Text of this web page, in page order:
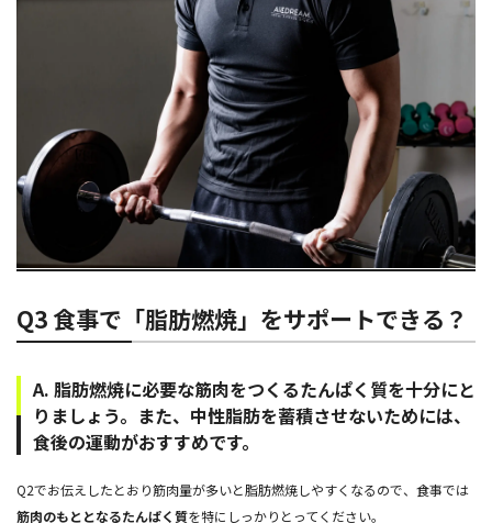
Q3 食事で「脂肪燃焼」をサポートできる？
A. 脂肪燃焼に必要な筋肉をつくるたんぱく質を十分にと
りましょう。また、中性脂肪を蓄積させないためには、
食後の運動がおすすめです。
Q2でお伝えしたとおり筋肉量が多いと脂肪燃焼しやすくなるので、食事では
筋肉のもととなるたんぱく質を特にしっかりとってください。